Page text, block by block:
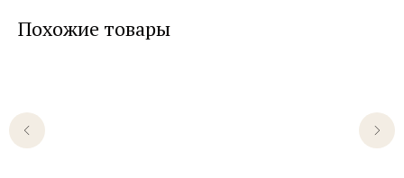
Похожие товары